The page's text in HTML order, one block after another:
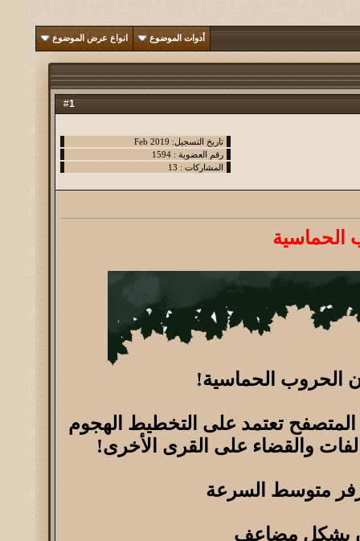
أدوات الموضوع انواع عرض الموضوع
#
1
الحماسية
الحروب الحماسية!
المتصفح تعتمد على التخطيط الهجوم
والقضاء على القرى الأخرى!
بشكل مضاعف